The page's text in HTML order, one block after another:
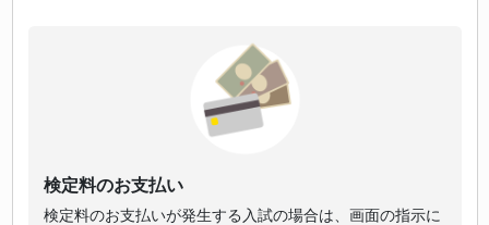
検定料のお支払い
検定料のお支払いが発生する入試の場合は、画面の指示に